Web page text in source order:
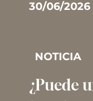
30/06/2026
NOTICIA
¿Puede